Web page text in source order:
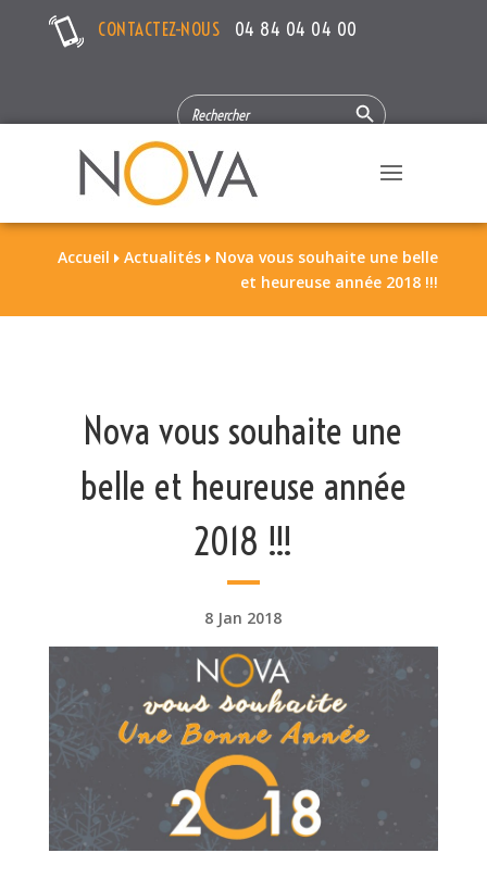
CONTACTEZ-NOUS 04 84 04 04 00
SEARCH
FOR:
Search Button
Accueil  Actualités  Nova vous souhaite une belle
et heureuse année 2018 !!!
Nova vous souhaite une
belle et heureuse année
2018 !!!
8 Jan 2018